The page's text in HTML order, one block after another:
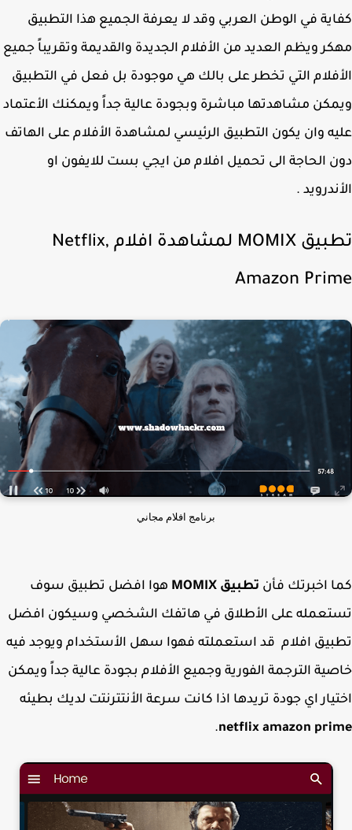
في الوطن العربي وقد لا يعرفة الجميع هذا التطبيق
ويظم العديد من الأفلام الجديدة والقديمة وتقريباً جميع
التي تخطر على بالك هي موجودة بل فعل في التطبيق
مشاهدتها مباشرة وبجودة عالية جداً ويمكنك الأعتماد
وان يكون التطبيق الرئيسي لمشاهدة الأفلام على الهاتف
الحاجة الى تحميل افلام من ايجي بست للايفون او
.
تطبيق MOMIX لمشاهدة افلام Netflix,
Amazon
برنامج افلام مجاني
اخبرتك فأنتطبيق MOMIX
هوا افضل تطبيق سوف
على الأطلاق في هاتفك الشخصي وسيكون افضل
افلام قد استعملته فهوا سهل الأستخدام ويوجد فيه
الترجمة الفورية وجميع الأفلام بجودة عالية جداً ويمكن
اي جودة تريدها اذا كانت سرعة الأنتترنتت لديك بطيئه
netflix amazon
.